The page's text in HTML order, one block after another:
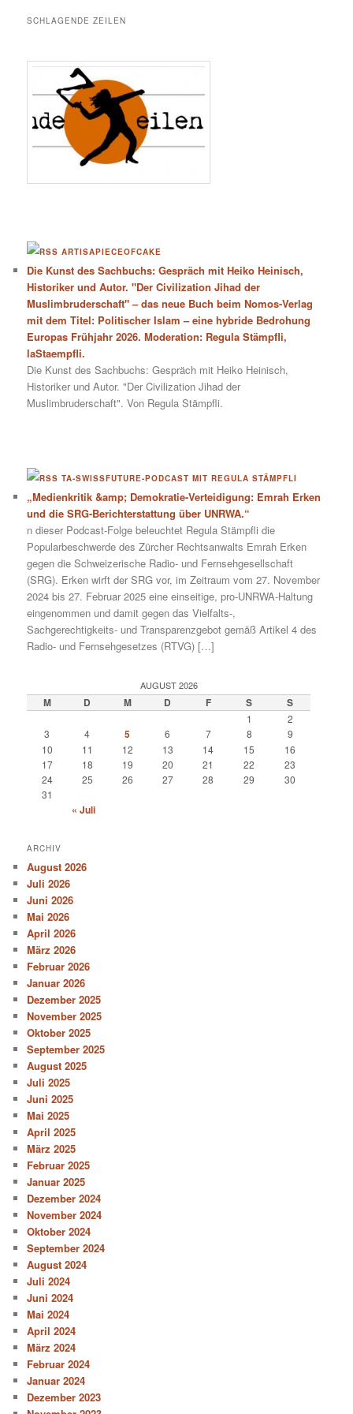
SCHLAGENDE ZEILEN
ARTISAPIECEOFCAKE
Die Kunst des Sachbuchs: Gespräch mit Heiko Heinisch,
Historiker und Autor. "Der Civilization Jihad der
Muslimbruderschaft" – das neue Buch beim Nomos-Verlag
mit dem Titel: Politischer Islam – eine hybride Bedrohung
Europas Frühjahr 2026. Moderation: Regula Stämpfli,
laStaempfli.
Die Kunst des Sachbuchs: Gespräch mit Heiko Heinisch,
Historiker und Autor. "Der Civilization Jihad der
Muslimbruderschaft". Von Regula Stämpfli.
TA-SWISSFUTURE-PODCAST MIT REGULA STÄMPFLI
„Medienkritik &amp; Demokratie-Verteidigung: Emrah Erken
und die SRG-Berichterstattung über UNRWA.“
n dieser Podcast-Folge beleuchtet Regula Stämpfli die
Popularbeschwerde des Zürcher Rechtsanwalts Emrah Erken
gegen die Schweizerische Radio- und Fernsehgesellschaft
(SRG). Erken wirft der SRG vor, im Zeitraum vom 27. November
2024 bis 27. Februar 2025 eine einseitige, pro-UNRWA-Haltung
eingenommen und damit gegen das Vielfalts-,
Sachgerechtigkeits- und Transparenzgebot gemäß Artikel 4 des
Radio- und Fernsehgesetzes (RTVG) […]
AUGUST 2026
M D M D F S S
1
2
3
4 5 6 7 8
9
10
11 12 13 14 15
16
17
18 19 20 21 22
23
24
25 26 27 28 29
30
31
« Juli
ARCHIV
August 2026
Juli 2026
Juni 2026
Mai 2026
April 2026
März 2026
Februar 2026
Januar 2026
Dezember 2025
November 2025
Oktober 2025
September 2025
August 2025
Juli 2025
Juni 2025
Mai 2025
April 2025
März 2025
Februar 2025
Januar 2025
Dezember 2024
November 2024
Oktober 2024
September 2024
August 2024
Juli 2024
Juni 2024
Mai 2024
April 2024
März 2024
Februar 2024
Januar 2024
Dezember 2023